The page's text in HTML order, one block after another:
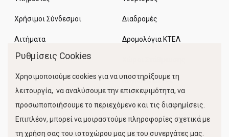
Χρήσιμοι Σύνδεσμοι
Αιτήματα
Διαδρομές
Δρομολόγια ΚΤΕΛ
Κίνηση Λιμένος
Ρυθμίσεις Cookies
Χρησιμοποιούμε cookies για να υποστηρίξουμε τη
λειτουργία, να αναλύσουμε την επισκεψιμότητα, να
προσωποποιήσουμε το περιεχόμενο και τις διαφημίσεις.
Επιπλέον, μπορεί να μοιραστούμε πληροφορίες σχετικά με
τη χρήση σας του ιστοχώρου μας με του συνεργάτες μας.